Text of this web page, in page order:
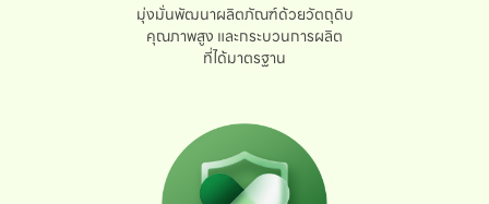
มุ่งมั่นพัฒนาผลิตภัณฑ์ด้วยวัตถุดิบ
คุณภาพสูง และกระบวนการผลิต
ที่ได้มาตรฐาน